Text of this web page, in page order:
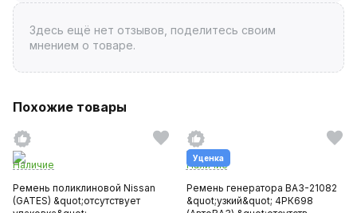
Здесь ещё нет отзывов, поделитесь своим
мнением о товаре.
Похожие товары
Наличие
Ремень поликлиновой Nissan
(GATES) &quot;отсутствует
Уценка
Наличие
Ремень генератора ВАЗ-21082
&quot;узкий&quot; 4РК698